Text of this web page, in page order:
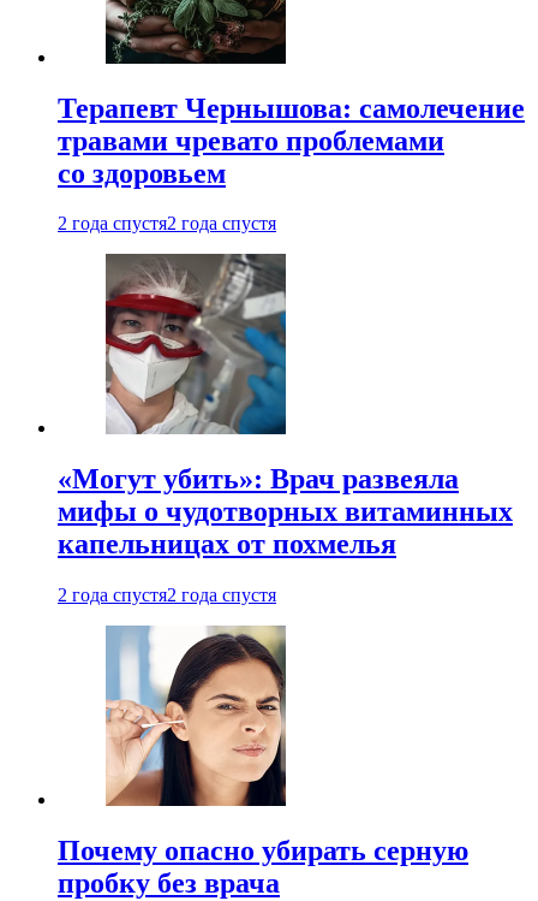
Терапевт Чернышова: самолечение
травами чревато проблемами
со здоровьем
2 года спустя2 года спустя
«Могут убить»: Врач развеяла
мифы о чудотворных витаминных
капельницах от похмелья
2 года спустя2 года спустя
Почему опасно убирать серную
пробку без врача